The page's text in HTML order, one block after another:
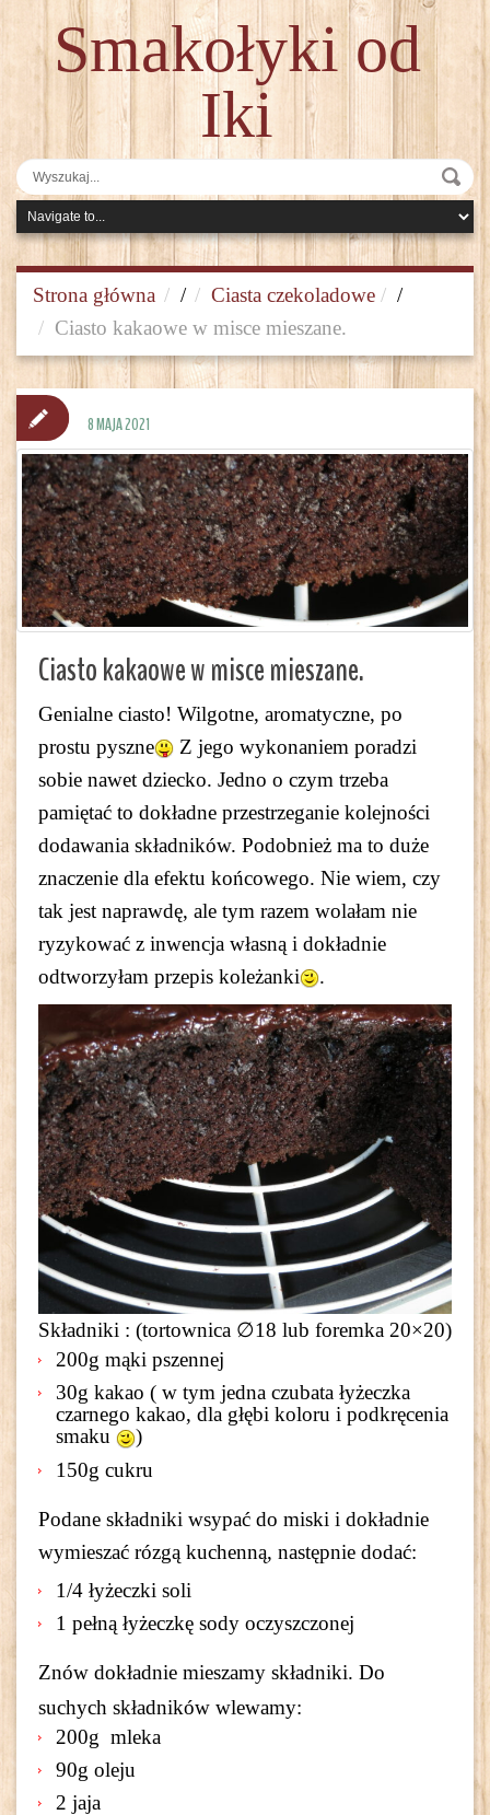
Smakołyki od
Iki
Strona główna / Ciasta czekoladowe
/
Ciasto kakaowe w misce mieszane.
Ciasto kakaowe w misce mieszane.
Genialne ciasto! Wilgotne, aromatyczne, po
prostu pyszne
Z jego wykonaniem poradzi
sobie nawet dziecko. Jedno o czym trzeba
pamiętać to dokładne przestrzeganie kolejności
dodawania składników. Podobnież ma to duże
znaczenie dla efektu końcowego. Nie wiem, czy
tak jest naprawdę, ale tym razem wolałam nie
ryzykować z inwencja własną i dokładnie
odtworzyłam przepis koleżanki
.
Składniki : (tortownica ∅18 lub foremka 20×20)
200g mąki pszennej
30g kakao ( w tym jedna czubata łyżeczka
czarnego kakao, dla głębi koloru i podkręcenia
smaku
)
150g cukru
Podane składniki wsypać do miski i dokładnie
wymieszać rózgą kuchenną, następnie dodać:
1/4 łyżeczki soli
1 pełną łyżeczkę sody oczyszczonej
Znów dokładnie mieszamy składniki. Do
suchych składników wlewamy:
200g mleka
90g oleju
2 jaja
8 MAJA 2021